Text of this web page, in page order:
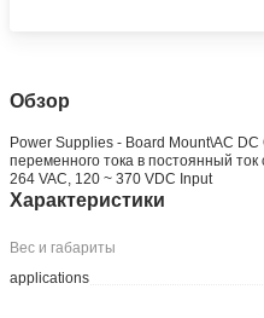
Обзор
Power Supplies - Board Mount\AC
переменного тока в постоянный
264 VAC, 120 ~ 370 VDC Input
Характеристики
Вес и габариты
applications